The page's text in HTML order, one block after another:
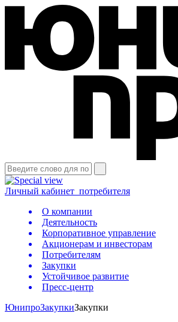
Личный кабинет потребителя
О компании
Деятельность
Корпоративное управление
Акционерам и инвесторам
Потребителям
Закупки
Устойчивое развитие
Пресс-центр
ЮнипроЗакупкиЗакупки